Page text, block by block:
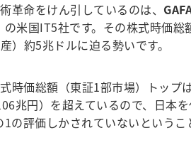
革命をけん引しているのは、
米国IT5社です。その株式時価総
）約5兆ドルに迫る勢いです。
時価総額（東証1部市場）トップ
兆円）を超えているので、日本
の評価しかされていないというこ